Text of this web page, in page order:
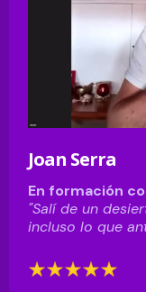
Joan Serra
En formación
"Salí de un
incluso lo que